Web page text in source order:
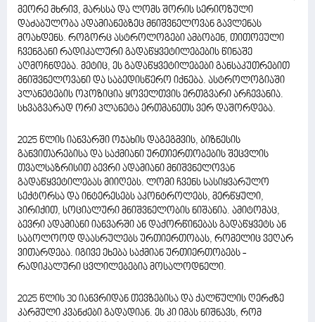
მეორე მხრივ, მარსსა და ლომს შორის სერიოზული
დაძაბულობა ადამიანებზეც მნიშვნელოვან გავლენას
მოახდენს. როგორც ასტროლოგები ამბობენ, თითოეული
ჩვენგანი რადიკალური გადაწყვეტილებების წინაშე
აღმოჩნდება. მეტიც, ეს გადაწყვეტილებები განსაკუთრებით
მნიშვნელოვანი და საბედისწერო იქნება. ასტროლოგიაში
პლანეტების ოპოზიცია ყოველთვის ერთგვარი არჩევანია.
სხვაგვარად ორი პლანეტა ერთმანეთს ვერ დაშორდება.
2025 წლის იანვარში ოჯახის დაგეგმვის, ბიზნესის
განვითარებისა და საქმიანი ურთიერთობების შეცვლის
თვალსაზრისით ბევრი ადამიანი მნიშვნელოვან
გადაწყვეტილებას მიიღებს. ლომი ჩვენს სასიყვარულო
სექტორსა და ინტერესებს აკონტროლებს, მერწყული,
პირიქით, სოციალური მნიშვნელობის ნიშანია. ამიტომაც,
ბევრი ადამიანი იანვარში ან დაქორწინებას გადაწყვეტს ან
საბოლოოდ დაასრულებს ურთიერთობას, რომელიც ვეღარ
ვითარდება. იგივე ეხება საქმიან ურთიერთობებს -
რადიკალური ცვლილებებია მოსალოდნელი.
2025 წლის 30 იანვრიდან თევზებისა და ქალწულის ღერძზე
კარმული კვანძები გადადიან. ეს კი იმას ნიშნავს, რომ